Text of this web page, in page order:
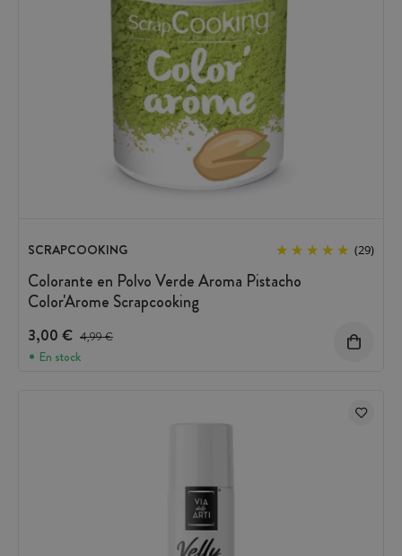
SCRAPCOOKING (29)
Colorante en Polvo Verde Aroma Pistacho
Color'Arome Scrapcooking
3,00 € Precio antes del descuento
4,99 €
En stock